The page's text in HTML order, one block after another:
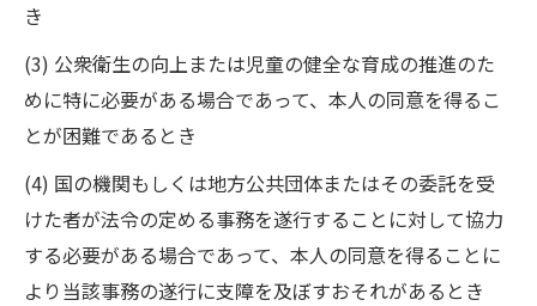
き
(3) 公衆衛生の向上または児童の健全な育成の推進のた
めに特に必要がある場合であって、本人の同意を得るこ
とが困難であるとき
(4) 国の機関もしくは地方公共団体またはその委託を受
けた者が法令の定める事務を遂行することに対して協力
する必要がある場合であって、本人の同意を得ることに
より当該事務の遂行に支障を及ぼすおそれがあるとき